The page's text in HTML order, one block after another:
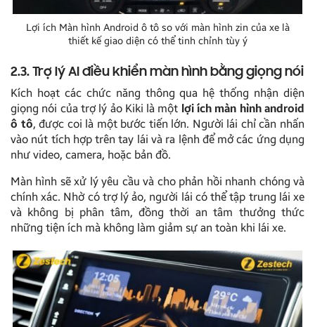
Lợi ích Màn hình Android ô tô so với màn hình zin của xe là
thiết kế giao diện có thể tinh chỉnh tùy ý
2.3. Trợ lý AI điều khiển màn hình bằng giọng nói
Kích hoạt các chức năng thông qua hệ thống nhận diện
giọng nói của trợ lý ảo Kiki là một lợi ích màn hình android
ô tô, được coi là một bước tiến lớn. Người lái chỉ cần nhấn
vào nút tích hợp trên tay lái và ra lệnh để mở các ứng dụng
như video, camera, hoặc bản đồ.
Màn hình sẽ xử lý yêu cầu và cho phản hồi nhanh chóng và
chính xác. Nhờ có trợ lý ảo, người lái có thể tập trung lái xe
và không bị phân tâm, đồng thời an tâm thưởng thức
những tiện ích mà không làm giảm sự an toàn khi lái xe.